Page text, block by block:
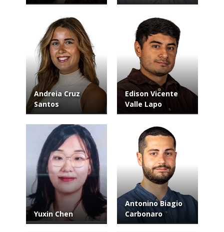
Andreia Cruz
Santos
Edison Vicente
Valle Lapo
Yuxin Chen
Antonino Biagio
Carbonaro